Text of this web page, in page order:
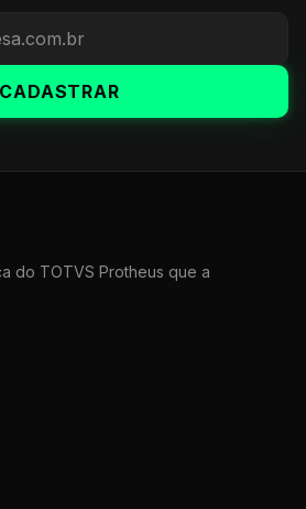
CADASTRAR
do TOTVS Protheus que a